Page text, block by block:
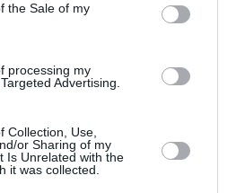
the Sale of my
processing my
Advertising.
Collection, Use,
or Sharing of my
Is Unrelated with the
it was collected.
REVIEWS
Θόλο του
Ιδρύματος
Νιάρχος |